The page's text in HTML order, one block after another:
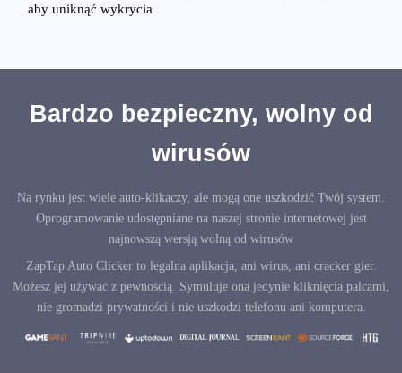
aby uniknąć wykrycia
Bardzo bezpieczny, wolny od
wirusów
Na rynku jest wiele auto-klikaczy, ale mogą one uszkodzić Twój system.
Oprogramowanie udostępniane na naszej stronie internetowej jest
najnowszą wersją wolną od wirusów
ZapTap Auto Clicker to legalna aplikacja, ani wirus, ani cracker gier.
Możesz jej używać z pewnością. Symuluje ona jedynie kliknięcia palcami,
nie gromadzi prywatności i nie uszkodzi telefonu ani komputera.